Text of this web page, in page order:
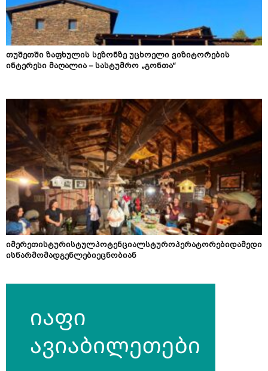
თუშეთში ზაფხულის სეზონზე უცხოელი ვიზიტორების
ინტერესი მაღალია – სასტუმრო „გონთა“
იმერეთისტურისტულპოტენციალსტუროპერატორებიდამედი
ისწარმომადგენლებიეცნობიან